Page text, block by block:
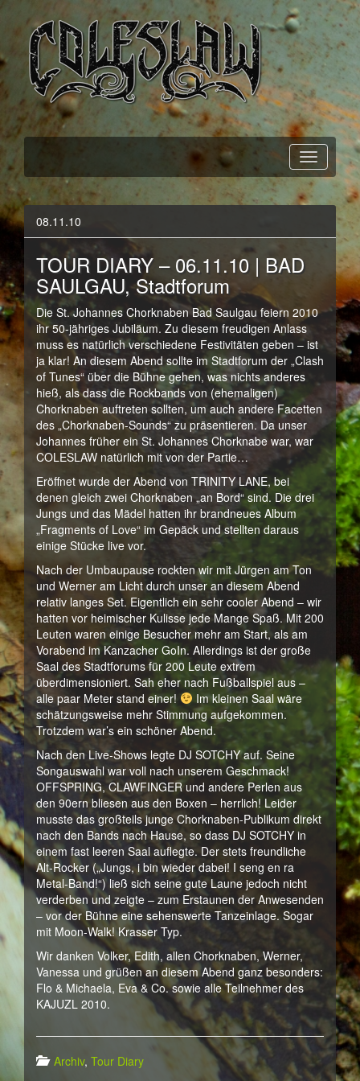
Coleslaw
Official Webpage
08.11.10
TOUR DIARY – 06.11.10 | BAD
SAULGAU, Stadtforum
Die St. Johannes Chorknaben Bad Saulgau feiern 2010
ihr 50-jähriges Jubiläum. Zu diesem freudigen Anlass
muss es natürlich verschiedene Festivitäten geben – ist
ja klar! An diesem Abend sollte im Stadtforum der „Clash
of Tunes“ über die Bühne gehen, was nichts anderes
hieß, als dass die Rockbands von (ehemaligen)
Chorknaben auftreten sollten, um auch andere Facetten
des „Chorknaben-Sounds“ zu präsentieren. Da unser
Johannes früher ein St. Johannes Chorknabe war, war
COLESLAW natürlich mit von der Partie…
Eröffnet wurde der Abend von TRINITY LANE, bei
denen gleich zwei Chorknaben „an Bord“ sind. Die drei
Jungs und das Mädel hatten ihr brandneues Album
„Fragments of Love“ im Gepäck und stellten daraus
einige Stücke live vor.
Nach der Umbaupause rockten wir mit Jürgen am Ton
und Werner am Licht durch unser an diesem Abend
relativ langes Set. Eigentlich ein sehr cooler Abend – wir
hatten vor heimischer Kulisse jede Mange Spaß. Mit 200
Leuten waren einige Besucher mehr am Start, als am
Vorabend im Kanzacher GoIn. Allerdings ist der große
Saal des Stadtforums für 200 Leute extrem
überdimensioniert. Sah eher nach Fußballspiel aus –
alle paar Meter stand einer!
Im kleinen Saal wäre
schätzungsweise mehr Stimmung aufgekommen.
Trotzdem war’s ein schöner Abend.
Nach den Live-Shows legte DJ SOTCHY auf. Seine
Songauswahl war voll nach unserem Geschmack!
OFFSPRING, CLAWFINGER und andere Perlen aus
den 90ern bliesen aus den Boxen – herrlich! Leider
musste das großteils junge Chorknaben-Publikum direkt
nach den Bands nach Hause, so dass DJ SOTCHY in
einem fast leeren Saal auflegte. Der stets freundliche
Alt-Rocker („Jungs, i bin wieder dabei! I seng en ra
Metal-Band!“) ließ sich seine gute Laune jedoch nicht
verderben und zeigte – zum Erstaunen der Anwesenden
– vor der Bühne eine sehenswerte Tanzeinlage. Sogar
mit Moon-Walk! Krasser Typ.
Wir danken Volker, Edith, allen Chorknaben, Werner,
Vanessa und grüßen an diesem Abend ganz besonders:
Flo & Michaela, Eva & Co. sowie alle Teilnehmer des
KAJUZL 2010.
Archiv, Tour Diary